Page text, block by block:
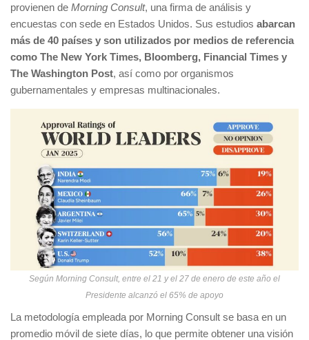
provienen de Morning Consult, una firma de análisis y
encuestas con sede en Estados Unidos. Sus estudios abarcan
más de 40 países y son utilizados por medios de referencia
como The New York Times, Bloomberg, Financial Times y
The Washington Post, así como por organismos
gubernamentales y empresas multinacionales.
Según Morning Consult, entre el 21 y el 27 de enero de este año el
Presidente alcanzó el 65% de apoyo
La metodología empleada por Morning Consult se basa en un
promedio móvil de siete días, lo que permite obtener una visión